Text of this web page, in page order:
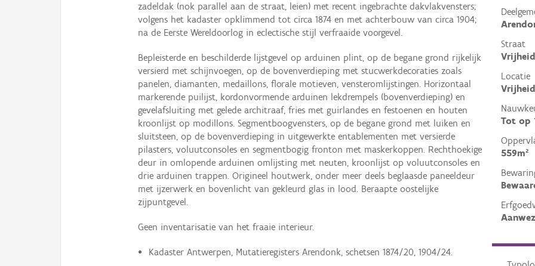
Straat
Vrijheid
Locatie
Tot op
559m²
zadeldak (nok parallel aan de straat, leien) met recent ingebrachte dakvlakvensters;
volgens het kadaster opklimmend tot circa 1874 en met achterbouw van circa 1904;
na de Eerste Wereldoorlog in eclectische stijl verfraaide voorgevel.
Bepleisterde en beschilderde lijstgevel op arduinen plint, op de begane grond rijkelijk
versierd met schijnvoegen, op de bovenverdieping met stucwerkdecoraties zoals
panelen, diamanten, medaillons, florale motieven, vensteromlijstingen. Horizontaal
markerende puilijst, kordonvormende arduinen lekdrempels (bovenverdieping) en
gevelafsluiting met gelede architraaf, fries met guirlandes en festoenen en houten
kroonlijst op modillons. Segmentboogvensters, op de begane grond met luiken en
sluitsteen, op de bovenverdieping in uitgewerkte entablementen met versierde
pilasters, voluutconsoles en segmentbogig fronton met maskerkoppen. Rechthoekige
deur in omlopende arduinen omlijsting met neuten, kroonlijst op voluutconsoles en
drie arduinen trappen. Origineel houtwerk, onder meer deels beglaasde paneeldeur
met ijzerwerk en bovenlicht van gekleurd glas in lood. Beraapte oostelijke
zijpuntgevel.
Geen inventarisatie van het fraaie interieur.
Kadaster Antwerpen, Mutatieregisters Arendonk, schetsen 1874/20, 1904/24.